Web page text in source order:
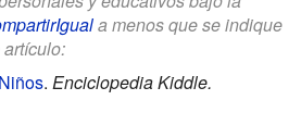
a menos que se indique
. Enciclopedia Kiddle.